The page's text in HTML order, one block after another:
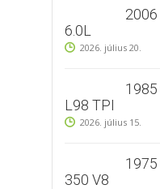
6.0L
2026. július 20.
L98 TPI
2026. július 15.
350 V8